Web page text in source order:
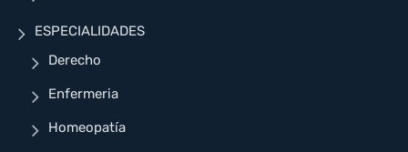
ESPECIALIDADES
Derecho
Enfermeria
Homeopatía